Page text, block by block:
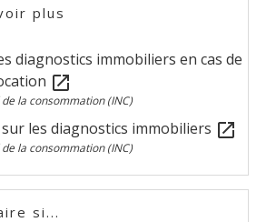
plus
diagnostics immobiliers en cas de
open_in_new
la consommation (INC)
les diagnostics immobiliers open_in_new
la consommation (INC)
si...